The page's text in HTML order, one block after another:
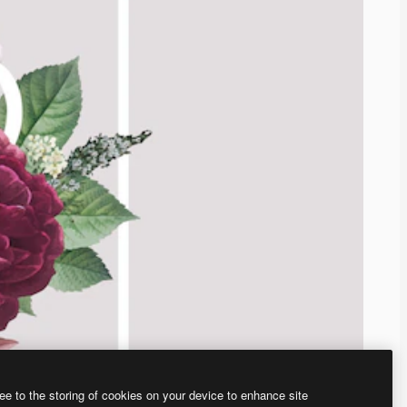
to the storing of cookies on your device to enhance site